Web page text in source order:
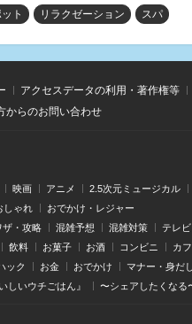
ト リラクゼーション スパ
アクセスデータの利用・著作権等
からのお問い合わせ
映画 アニメ 2.5次元ミュージカル
しゃれ おでかけ・レジャー
ザ・攻略 混雑予想 混雑対策 テレ
飲料 お菓子 お酒 コンビニ カ
ック お金 おでかけ マナー・身だ
しいウチごはん』 〜シェアしたくなる